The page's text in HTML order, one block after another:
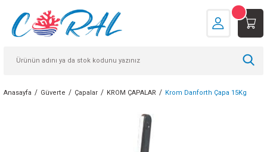
Anasayfa Güverte Çapalar KROM ÇAPALAR Krom Danforth Çapa 15Kg